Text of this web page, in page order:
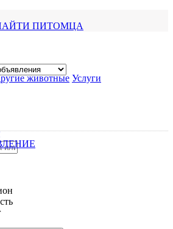
ПИТОМЦА
животные Услуги